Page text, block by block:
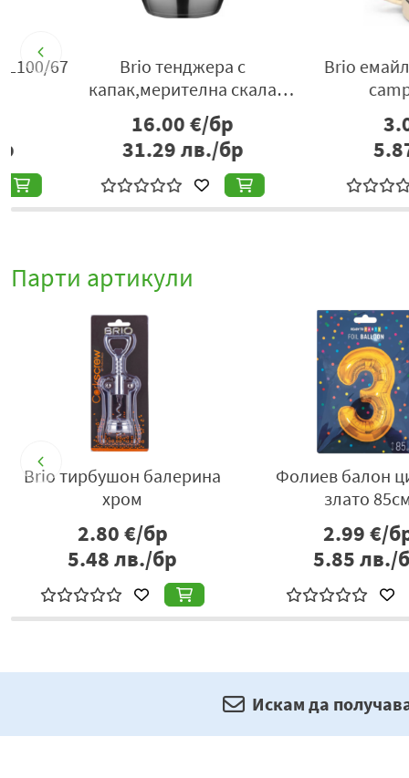
Brio тенджера с
капак,мерителна скала
2.8л€/бр
лв./бр
Brio емайл.чаша
camping
€/
лв./
Парти артикули
Brio тирбушон балерина
хром
2.80€/бр
5.48лв./бр
Фолиев балон
злато
2.99€/
5.85лв./
Искам да